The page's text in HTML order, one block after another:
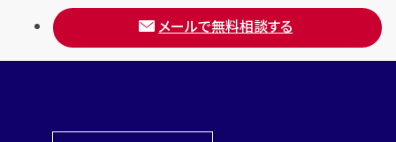
メールで無料相談する